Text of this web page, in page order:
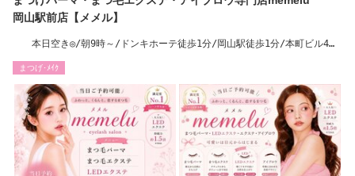
岡山駅前店【メメル】
本日空き◎/朝9時～/ドンキホーテ徒歩1分/岡山駅徒歩1分/本町ビル4
まつげ･ﾒｲｸ